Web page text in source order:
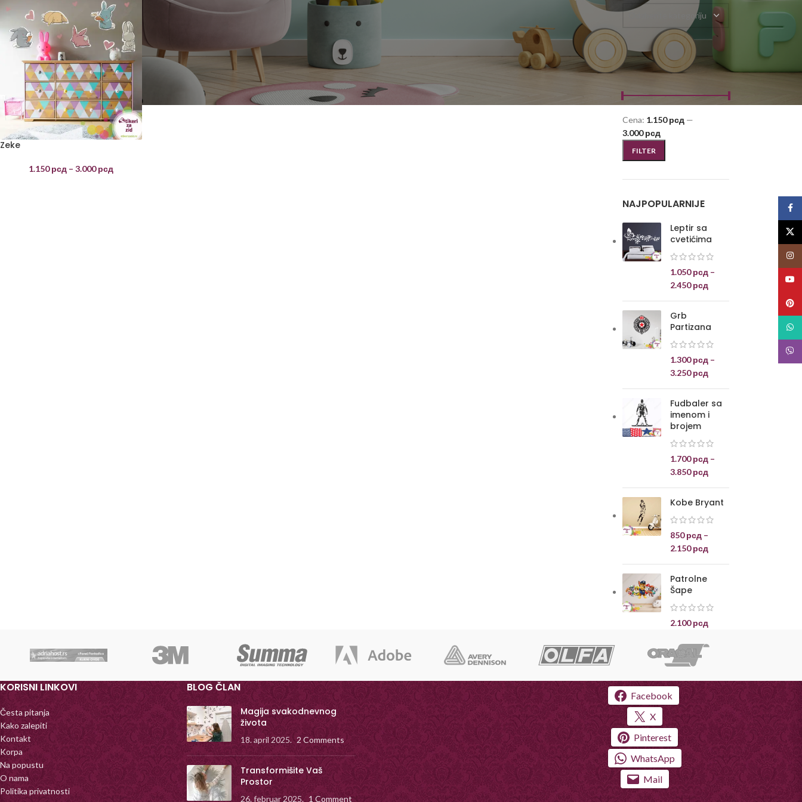
Zeke
1.150рсд – 3.000рсд
Odaberite kategoriju
FILTRIRAJ PO CENI
FILTER
Cena: 1.150 рсд —
3.000 рсд
NAJPOPULARNIJE
Leptir sa
cvetićima
1.050рсд –
2.450рсд
Grb
Partizana
1.300рсд –
3.250рсд
Fudbaler sa
imenom i
brojem
1.700рсд –
3.850рсд
Kobe Bryant
850рсд –
2.150рсд
Patrolne
Šape
2.100рсд
KORISNI LINKOVI
Česta pitanja
Kako zalepiti
Kontakt
Korpa
Na popustu
O nama
Politika privatnosti
BLOG ČLAN
Magija svakodnevnog
života
18. april 2025. 2 Comments
Transformišite Vaš
Prostor
26. februar 2025. 1 Comment
Facebook
X
Pinterest
WhatsApp
Mail
Viber